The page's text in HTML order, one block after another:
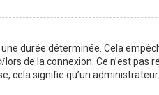
durée déterminée. Cela
lors de la connexion. Ce n’est pas
cela signifie qu’un